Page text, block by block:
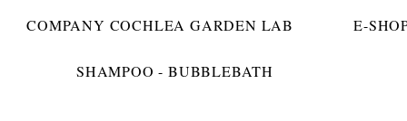
COMPANY COCHLEA GARDEN LAB E-
SHAMPOO - BUBBLEBATH